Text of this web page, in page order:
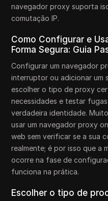
navegador proxy suporta
comutação IP.
Como Configurar e
Forma Segura: Guia
Configurar um navegador
interruptor ou adicionar um
escolher o tipo de proxy
necessidades e testar
verdadeira identidade.
usar um navegador proxy
web sem verificar se a sua
realmente; é por isso que a
ocorre na fase de
funciona na prática.
Escolher o tipo de